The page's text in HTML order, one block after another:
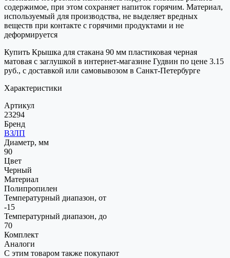
содержимое, при этом сохраняет напиток горячим. Материал,
используемый для производства, не выделяет вредных
веществ при контакте с горячими продуктами и не
деформируется
Купить Крышка для стакана 90 мм пластиковая черная
матовая с заглушкой в интернет-магазине Гудвин по цене 3.15
руб., с доставкой или самовывозом в Санкт-Петербурге
Характеристики
Артикул
23294
Бренд
ВЗЛП
Диаметр, мм
90
Цвет
Черный
Материал
Полипропилен
Температурный диапазон, от
-15
Температурный диапазон, до
70
Комплект
Аналоги
С этим товаром также покупают